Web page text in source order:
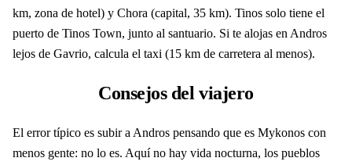
km, zona de hotel) y Chora (capital, 35 km). Tinos solo tiene el
puerto de Tinos Town, junto al santuario. Si te alojas en Andros
lejos de Gavrio, calcula el taxi (15 km de carretera al menos).
Consejos del viajero
El error típico es subir a Andros pensando que es Mykonos con
menos gente: no lo es. Aquí no hay vida nocturna, los pueblos